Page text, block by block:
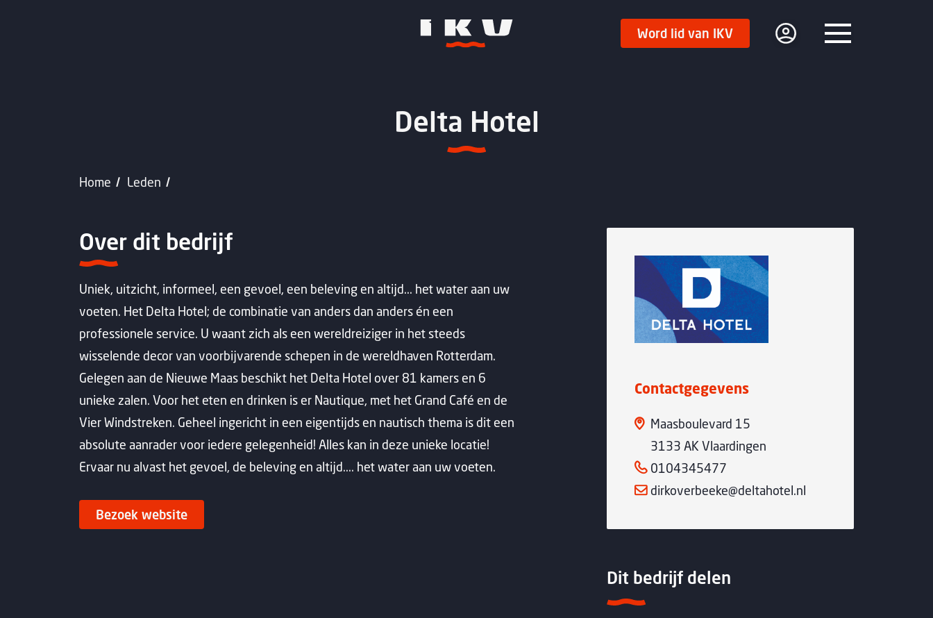
Word lid van IKV
Delta Hotel
Home Leden
Over dit bedrijf
Uniek, uitzicht, informeel, een gevoel, een beleving en altijd... het water aan uw
voeten. Het Delta Hotel; de combinatie van anders dan anders én een
professionele service. U waant zich als een wereldreiziger in het steeds
wisselende decor van voorbijvarende schepen in de wereldhaven Rotterdam.
Gelegen aan de Nieuwe Maas beschikt het Delta Hotel over 81 kamers en 6
unieke zalen. Voor het eten en drinken is er Nautique, met het Grand Café en de
Vier Windstreken. Geheel ingericht in een eigentijds en nautisch thema is dit een
absolute aanrader voor iedere gelegenheid! Alles kan in deze unieke locatie!
Ervaar nu alvast het gevoel, de beleving en altijd.... het water aan uw voeten.
Bezoek website
Contactgegevens
Maasboulevard 15
3133 AK Vlaardingen
0104345477
dirkoverbeeke@deltahotel.nl
Dit bedrijf delen